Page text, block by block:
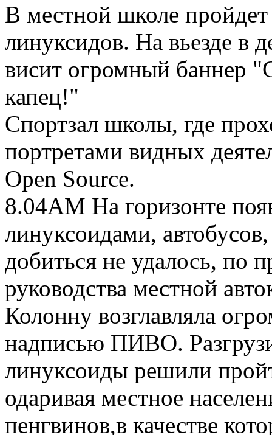
В местной школе пройдет
линуксидов. На вьезде в
висит огромный баннер
капец!"
Спортзал школы, где
портретами видных
Open Source.
8.04AM На горизонте
линуксоидами,
добиться не удалось, по
руководства местной
Колонну возглавляла
надписью ПИВО.
линуксоиды решили
одаривая местное
пенгвинов,в качестве